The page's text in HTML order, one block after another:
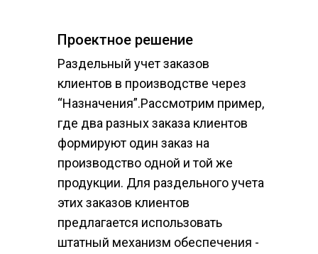
Раздельный учет заказов
клиентов в производстве через
“Назначения”.Рассмотрим пример,
где два разных заказа клиентов
формируют один заказ на
производство одной и той же
продукции. Для раздельного учета
этих заказов клиентов
предлагается использовать
штатный механизм обеспечения -
Проектное решение